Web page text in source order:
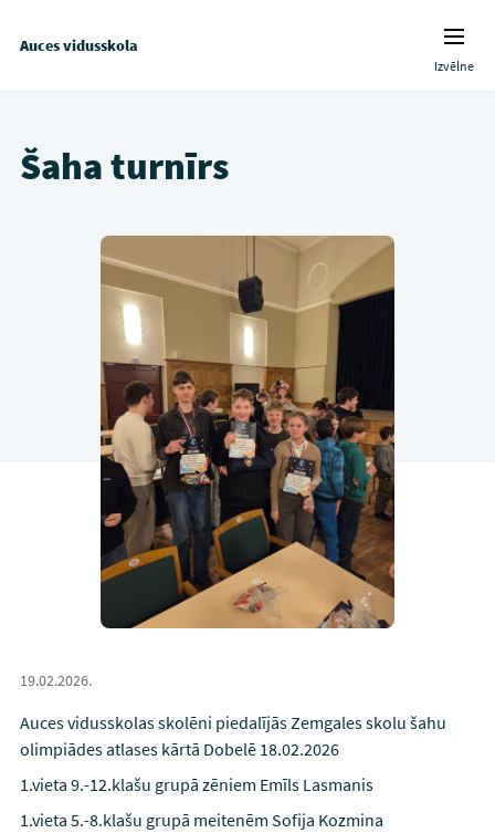
Auces vidusskola
Izvēlne
Šaha turnīrs
19.02.2026.
Auces vidusskolas skolēni piedalījās Zemgales skolu šahu
olimpiādes atlases kārtā Dobelē 18.02.2026
1.vieta 9.-12.klašu grupā zēniem Emīls Lasmanis
1.vieta 5.-8.klašu grupā meitenēm Sofija Kozmina